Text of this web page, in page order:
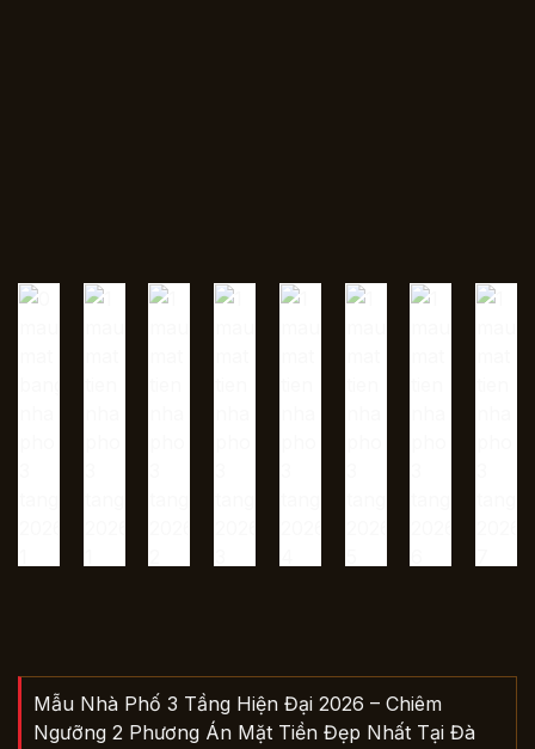
Mẫu Nhà Phố 3 Tầng Hiện Đại 2026 – Chiêm
Ngưỡng 2 Phương Án Mặt Tiền Đẹp Nhất Tại Đà